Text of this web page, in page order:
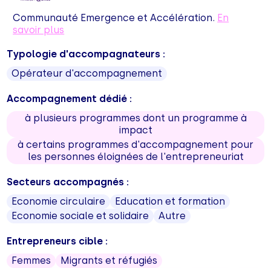
Communauté Emergence et Accélération. En
savoir plus
Typologie d'accompagnateurs :
Opérateur d'accompagnement
Accompagnement dédié :
à plusieurs programmes dont un programme à
impact
à certains programmes d'accompagnement pour
les personnes éloignées de l'entrepreneuriat
Secteurs accompagnés :
Economie circulaire
Education et formation
Economie sociale et solidaire
Autre
Entrepreneurs cible :
Femmes
Migrants et réfugiés